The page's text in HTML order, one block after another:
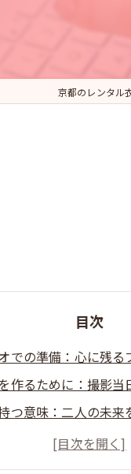
京都のレンタル
目次
での準備：心に残
作るために：撮影当
つ意味：二人の未来
瞬間を永遠に：思い